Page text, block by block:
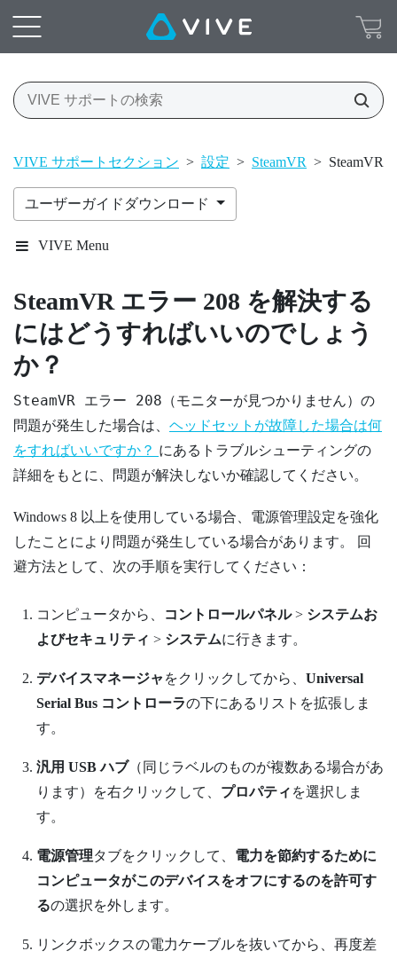
VIVE サポートセクション > 設定 > SteamVR > SteamVR
ユーザーガイドダウンロード
VIVE Menu
SteamVR エラー 208 を解決する
にはどうすればいいのでしょう
か？
SteamVR エラー 208（モニターが見つかりません） の
問題が発生した場合は、 ヘッドセットが故障した場合は何
をすればいいですか？ にあるトラブルシューティングの
詳細をもとに、問題が解決しないか確認してください。
Windows 8 以上を使用している場合、電源管理設定を強化
したことにより問題が発生している場合があります。 回
避方法として、次の手順を実行してください：
コンピュータから、 コントロールパネル> システムお
よびセキュリティ > システムに行きます。
デバイスマネージャ をクリックしてから、 Universal
Serial Bus コントローラの下にあるリストを拡張しま
す。
汎用 USB ハブ（同じラベルのものが複数ある場合があ
ります）を右クリックして、 プロパティ を選択しま
す。
電源管理タブをクリックして、 電力を節約するために
コンピュータがこのデバイスをオフにするのを許可す
るの選択を外します。
リンクボックスの電力ケーブルを抜いてから、再度差